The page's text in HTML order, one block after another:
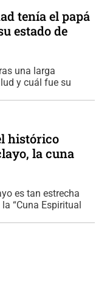
tenía el papá
estado de
una larga
y cuál fue su
histórico
la cuna
es tan estrecha
“Cuna Espiritual